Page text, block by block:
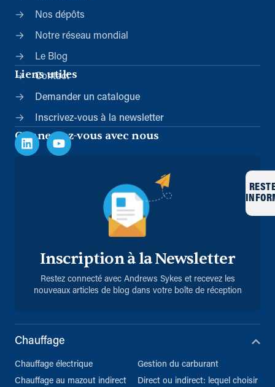
Nos dépôts
Notre réseau mondial
Le Blog
Liens utiles
Contact
Demander un catalogue
Inscrivez-vous à la newsletter
Connectez-vous avec nous
Inscription à la Newsletter
Restez connecté avec Andrews Sykes et recevez les
nouveaux articles de blog dans votre boîte de réception
Chauffage
Chauffage électrique
Chauffage au mazout indirect
Gestion du carburant
Direct ou indirect: lequel choisir